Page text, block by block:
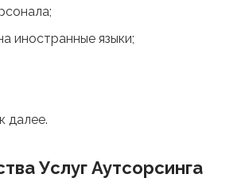
иностранные языки;
далее.
Услуг Аутсорсинга